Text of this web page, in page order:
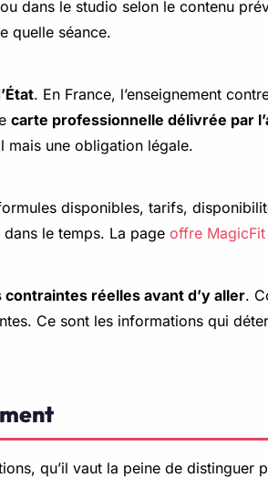
dans le studio selon le contenu
quelle séance.
. En France, l’enseignement
carte professionnelle délivrée par
mais une obligation légale.
disponibles, tarifs,
le temps. La page offre
contraintes réelles avant d’y aller.
Ce sont les informations qui
qu’il vaut la peine de distinguer